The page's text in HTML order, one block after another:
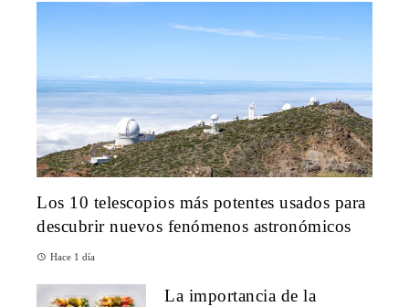
Los 10 telescopios más potentes usados para
descubrir nuevos fenómenos astronómicos
Hace 1 día
La importancia de la